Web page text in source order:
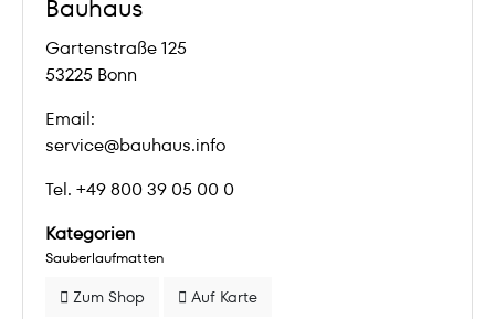
Bauhaus
Gartenstraße 125
53225 Bonn
Email:
service@bauhaus.info
Tel. +49 800 39 05 00 0
Kategorien
Sauberlaufmatten
Zum Shop Auf Karte